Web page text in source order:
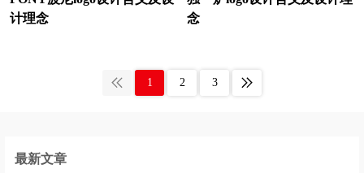
石油公司logo设计 生物科技logo设计
SUVlogo设计 商务车logo设计
3C产品logo设计
计理念
念
1 2 3
最新文章